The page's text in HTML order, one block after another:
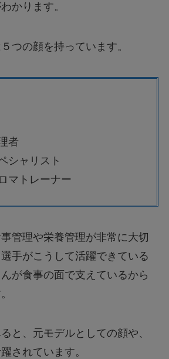
かります。
つの顔を持っています。
者
シャリスト
マトレーナー
管理や栄養管理が非常に大切
手がこうして活躍できている
が食事の面で支えているから
と、元モデルとしての顔や、
されています。